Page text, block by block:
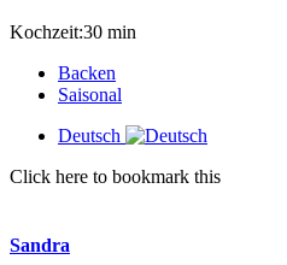
Kochzeit:30 min
Backen
Saisonal
Deutsch
Click here to bookmark this
Sandra